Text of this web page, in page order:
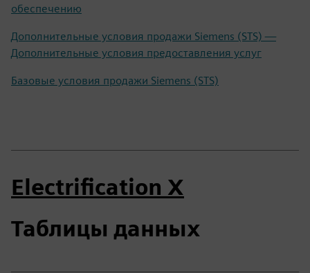
обеспечению
Дополнительные условия продажи Siemens (STS) —
Дополнительные условия предоставления услуг
Базовые условия продажи Siemens (STS)
Electrification X
Таблицы данных